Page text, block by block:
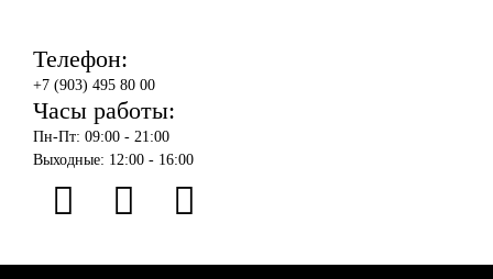
Телефон:
+7 (903) 495 80 00
Часы работы:
Пн-Пт: 09:00 - 21:00
Выходные: 12:00 - 16:00